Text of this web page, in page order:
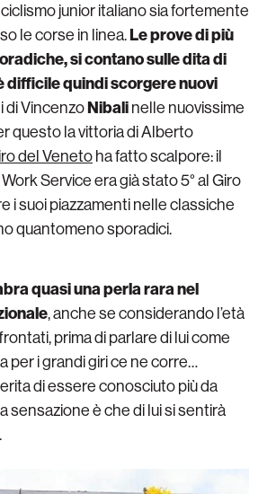
ciclismo junior italiano sia fortemente
le corse in linea.Le prove di più
si contano sulle dita di
difficile quindi scorgere nuovi
di VincenzoNibalinelle nuovissime
questo la vittoria di Alberto
del Venetoha fatto scalpore: il
Service era già stato 5° al Giro
i suoi piazzamenti nelle classiche
quantomeno sporadici.
quasi una perla rara nel
, anche se considerando l’età
prima di parlare di lui come
per i grandi giri ce ne corre…
di essere conosciuto più da
sensazione è che di lui si sentirà